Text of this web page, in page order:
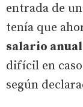
entrada de
tenía que
salario
difícil en
según